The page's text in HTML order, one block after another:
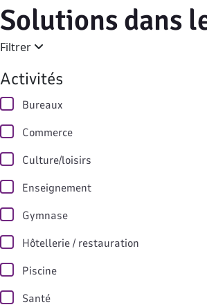
Solutions dans
Filtrer
Mise à jour automatique lors de la
Activités
Bureaux
Commerce
Culture/loisirs
Enseignement
Gymnase
Hôtellerie / restauration
Piscine
Santé